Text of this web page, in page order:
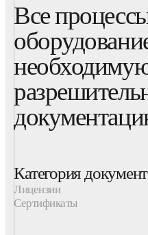
Все
Категория
Лицензии
Сертификаты